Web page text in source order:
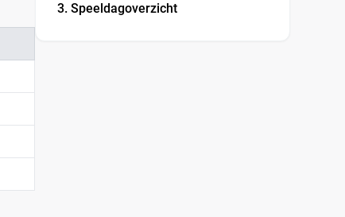
Speeldagoverzicht